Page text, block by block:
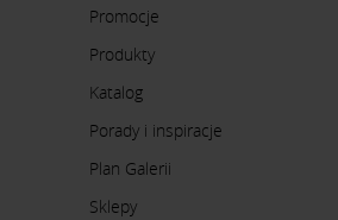
Promocje
Produkty
Katalog
Porady i inspiracje
Plan Galerii
Sklepy